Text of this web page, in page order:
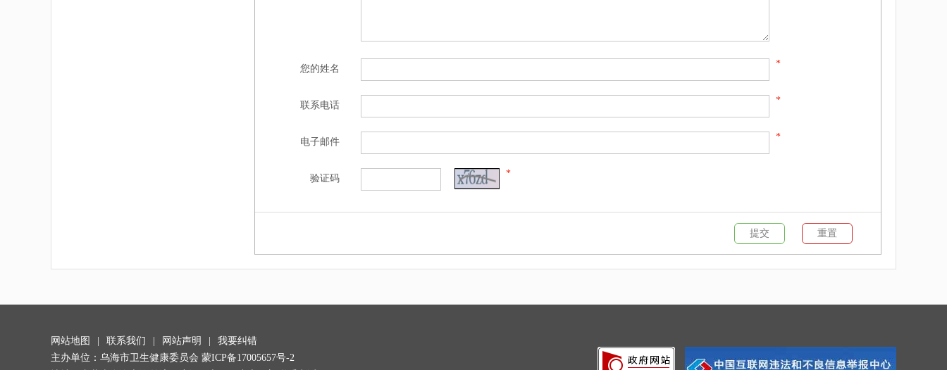
您的姓名 *
联系电话 *
电子邮件 *
验证码 *
网站地图 联系我们 网站声明
我要纠错
主办单位：乌海市卫生健康委员会 蒙ICP备17005657号-2